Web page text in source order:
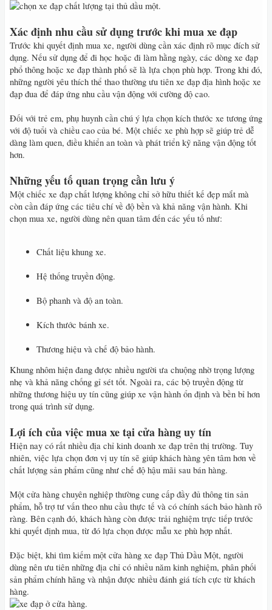
Xác định nhu cầu sử dụng trước khi mua xe đạp
Trước khi quyết định mua xe, người dùng cần xác định rõ mục đích sử
dụng. Nếu sử dụng để đi học hoặc đi làm hằng ngày, các dòng xe đạp
phổ thông hoặc xe đạp thành phố sẽ là lựa chọn phù hợp. Trong khi đó,
những người yêu thích thể thao thường ưu tiên xe đạp địa hình hoặc xe
đạp đua để đáp ứng nhu cầu vận động với cường độ cao.
Đối với trẻ em, phụ huynh cần chú ý lựa chọn kích thước xe tương ứng
với độ tuổi và chiều cao của bé. Một chiếc xe phù hợp sẽ giúp trẻ dễ
dàng làm quen, điều khiển an toàn và phát triển kỹ năng vận động tốt
hơn.
Những yếu tố quan trọng cần lưu ý
Một chiếc xe đạp chất lượng không chỉ sở hữu thiết kế đẹp mắt mà
còn cần đáp ứng các tiêu chí về độ bền và khả năng vận hành. Khi
chọn mua xe, người dùng nên quan tâm đến các yếu tố như:
Chất liệu khung xe.
Hệ thống truyền động.
Bộ phanh và độ an toàn.
Kích thước bánh xe.
Thương hiệu và chế độ bảo hành.
Khung nhôm hiện đang được nhiều người ưa chuộng nhờ trọng lượng
nhẹ và khả năng chống gỉ sét tốt. Ngoài ra, các bộ truyền động từ
những thương hiệu uy tín cũng giúp xe vận hành ổn định và bền bỉ hơn
trong quá trình sử dụng.
Lợi ích của việc mua xe tại cửa hàng uy tín
Hiện nay có rất nhiều địa chỉ kinh doanh xe đạp trên thị trường. Tuy
nhiên, việc lựa chọn đơn vị uy tín sẽ giúp khách hàng yên tâm hơn về
chất lượng sản phẩm cũng như chế độ hậu mãi sau bán hàng.
Một cửa hàng chuyên nghiệp thường cung cấp đầy đủ thông tin sản
phẩm, hỗ trợ tư vấn theo nhu cầu thực tế và có chính sách bảo hành rõ
ràng. Bên cạnh đó, khách hàng còn được trải nghiệm trực tiếp trước
khi quyết định mua, từ đó lựa chọn được mẫu xe phù hợp nhất.
Đặc biệt, khi tìm kiếm một cửa hàng xe đạp Thủ Dầu Một, người
dùng nên ưu tiên những địa chỉ có nhiều năm kinh nghiệm, phân phối
sản phẩm chính hãng và nhận được nhiều đánh giá tích cực từ khách
hàng.